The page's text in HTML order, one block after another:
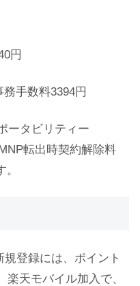
円
手数料3394円
ータビリティー
転出時契約解除料
登録には、ポイント
天モバイル加入で、